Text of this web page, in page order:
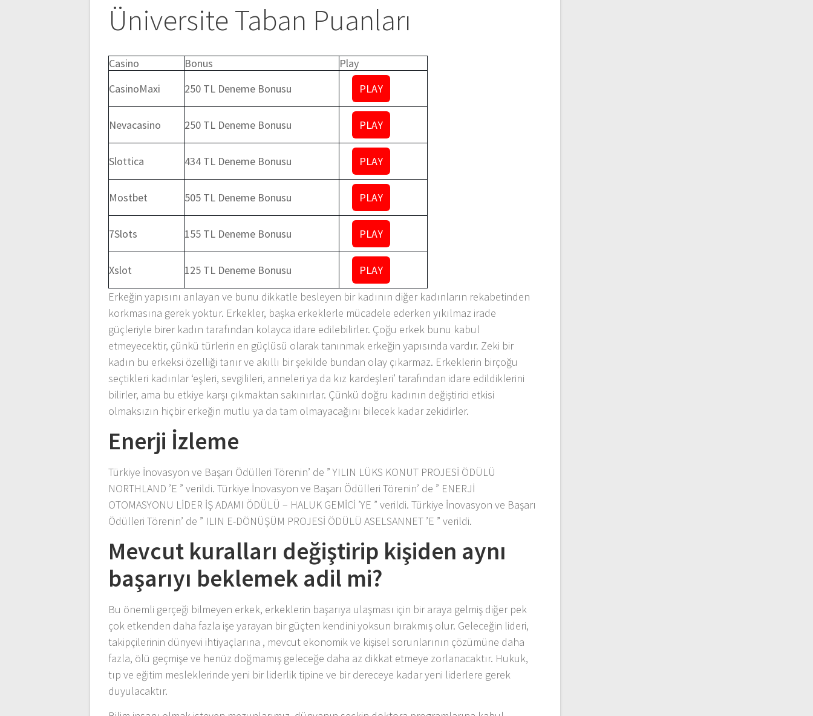
Üniversite Taban Puanları
Casino Bonus
Play
CasinoMaxi
250 TL Deneme Bonusu PLAY
Nevacasino 250 TL Deneme Bonusu PLAY
Slottica 434 TL Deneme Bonusu PLAY
Mostbet 505 TL Deneme Bonusu PLAY
7Slots 155 TL Deneme Bonusu PLAY
Xslot 125 TL Deneme Bonusu
PLAY
Erkeğin yapısını anlayan ve bunu dikkatle besleyen bir kadının diğer kadınların rekabetinden
korkmasına gerek yoktur. Erkekler, başka erkeklerle mücadele ederken yıkılmaz irade
güçleriyle birer kadın tarafından kolayca idare edilebilirler. Çoğu erkek bunu kabul
etmeyecektir, çünkü türlerin en güçlüsü olarak tanınmak erkeğin yapısında vardır. Zeki bir
kadın bu erkeksi özelliği tanır ve akıllı bir şekilde bundan olay çıkarmaz. Erkeklerin birçoğu
seçtikleri kadınlar ‘eşleri, sevgilileri, anneleri ya da kız kardeşleri’ tarafından idare edildiklerini
bilirler, ama bu etkiye karşı çıkmaktan sakınırlar. Çünkü doğru kadının değiştirici etkisi
olmaksızın hiçbir erkeğin mutlu ya da tam olmayacağını bilecek kadar zekidirler.
Enerji İzleme
Türkiye İnovasyon ve Başarı Ödülleri Törenin’ de ” YILIN LÜKS KONUT PROJESİ ÖDÜLÜ
NORTHLAND ’E ” verildi. Türkiye İnovasyon ve Başarı Ödülleri Törenin’ de ” ENERJİ
OTOMASYONU LİDER İŞ ADAMI ÖDÜLÜ – HALUK GEMİCİ ’YE ” verildi. Türkiye İnovasyon ve Başarı
Ödülleri Törenin’ de ” ILIN E-DÖNÜŞÜM PROJESİ ÖDÜLÜ ASELSANNET ’E ” verildi.
Mevcut kuralları değiştirip kişiden aynı
başarıyı beklemek adil mi?
Bu önemli gerçeği bilmeyen erkek, erkeklerin başarıya ulaşması için bir araya gelmiş diğer pek
çok etkenden daha fazla işe yarayan bir güçten kendini yoksun bırakmış olur. Geleceğin lideri,
takipçilerinin dünyevi ihtiyaçlarına , mevcut ekonomik ve kişisel sorunlarının çözümüne daha
fazla, ölü geçmişe ve henüz doğmamış geleceğe daha az dikkat etmeye zorlanacaktır. Hukuk,
tıp ve eğitim mesleklerinde yeni bir liderlik tipine ve bir dereceye kadar yeni liderlere gerek
duyulacaktır.